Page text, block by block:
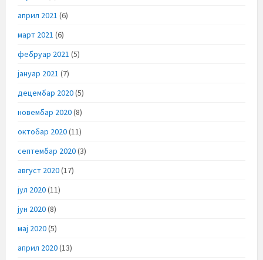
април 2021 (6)
март 2021 (6)
фебруар 2021 (5)
јануар 2021 (7)
децембар 2020(5)
новембар 2020(8)
октобар 2020(11)
септембар 2020(3)
август 2020(17)
јул 2020(11)
јун 2020(8)
мај 2020(5)
април 2020(13)